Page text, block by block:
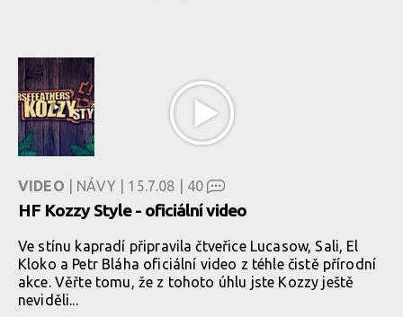
VIDEO | NÁVY | 15.7.08 | 40
HF Kozzy Style - oficiální video
Ve stínu kapradí připravila čtveřice Lucasow, Sali, El
Kloko a Petr Bláha oficiální video z téhle čistě přírodní
akce. Věřte tomu, že z tohoto úhlu jste Kozzy ještě
neviděli...